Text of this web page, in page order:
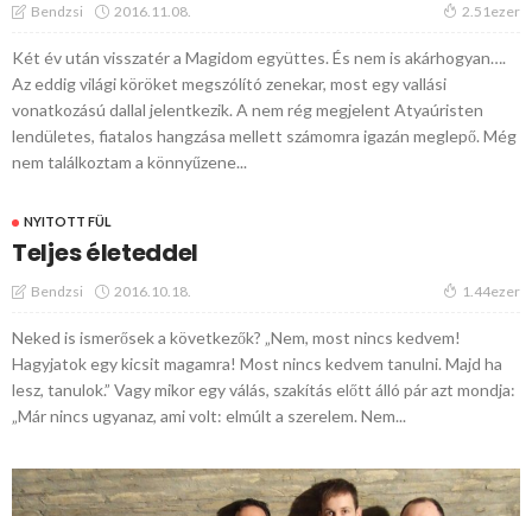
Bendzsi 2016.11.08. 2.51ezer
Két év után visszatér a Magidom együttes. És nem is akárhogyan….
Az eddig világi köröket megszólító zenekar, most egy vallási
vonatkozású dallal jelentkezik. A nem rég megjelent Atyaúristen
lendületes, fiatalos hangzása mellett számomra igazán meglepő. Még
nem találkoztam a könnyűzene...
NYITOTT FÜL
Teljes életeddel
Bendzsi 2016.10.18. 1.44ezer
Neked is ismerősek a következők? „Nem, most nincs kedvem!
Hagyjatok egy kicsit magamra! Most nincs kedvem tanulni. Majd ha
lesz, tanulok.” Vagy mikor egy válás, szakítás előtt álló pár azt mondja:
„Már nincs ugyanaz, ami volt: elmúlt a szerelem. Nem...